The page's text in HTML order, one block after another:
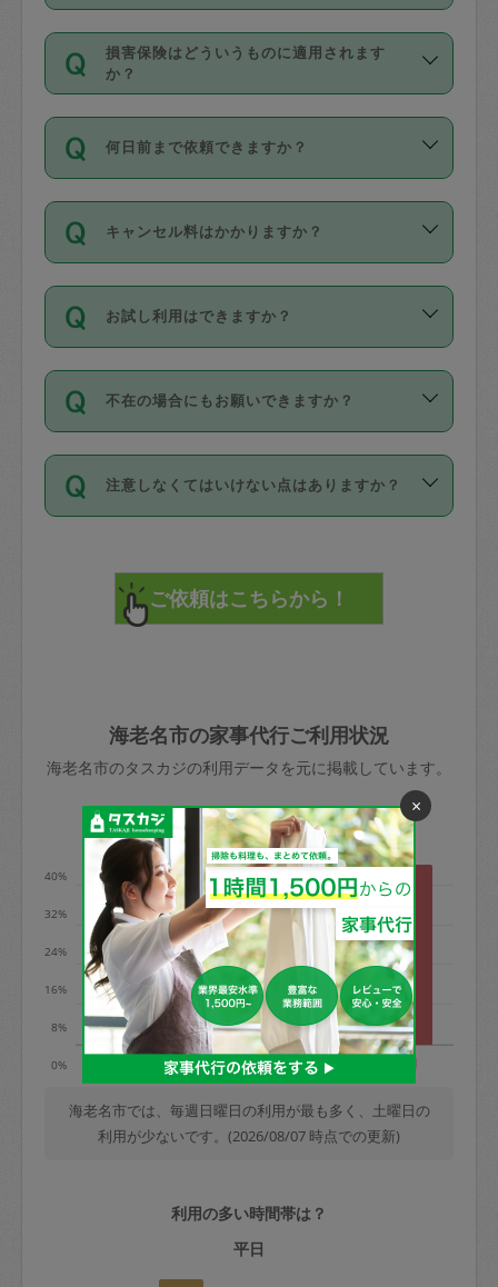
能です。依頼送信後、個別にタスカジさ
んにメッセージを送り調整してくださ
い。ただし、２時間を越えての調整はで
時間も被らない場合、損害保険の対象外
基本的に、高所での作業や危険作業、屋
外での作業は対象外です。
育園や学校の給食やレストランで料理関
係の専門職に従事されていた方、日本で
すでにハウスキーパーや英語の先生とし
てお仕事をしているフィリピン出身の
社員など様々なバックグラウンドの方が
登録しています。
日本語も話せる方など様々です。
ールに記載していますので、各自の得意
を依頼してください。
応募の際に、各自事務局との面接と説明
を行っています。その後、身分証明書の
写真提出をしていただいています。外国
確認しています。タスカジさんトレーニ
ング動画を使ったセルフトレーニングの
現場トライアルを受け、合格したタスカ
ジさんが活動されています。
※テストセンターの講評は１件目のレビュ
参考
【詳細】タスカジさんの登録に際
損害保険はどういうものに適用されます
か？
依頼者とタスカジさんとの間でタスカジ
を通して成立した作業時間内での作業に
適用されます。作業範囲は、掃除、洗
です。作業中に物を壊したり、人にけが
をさせたりした場合が対象で、補償金額
す。
写真を撮り、
詳細FAQ：
損害賠償保険について教えて
何日前まで依頼できますか？
ご依頼は、現在を起点に3日後（72時間
以降）の日時から受付可能となっていま
す。
タスカジさんへ「募集」をかけることが
可能です。
キャンセル料はかかりますか？
キャンセル料には、以下の2種類がありま
す。
1. 直前キャンセル（定期、スポット契約
共通）
72時間を超える※と、以下のキャンセル
料が発生します。
直前キャンセル料：
72時間前〜24時間前＝依頼料金の50%
依頼者不在による当日キャンセル＝依頼
金額の100%＋交通費全額
※例：依頼日時／土曜日午前9時開始の場
合、水曜日午前9時以降はキャンセル料が
水曜日9時〜金曜日9時まで＝依頼料金の
50%
金曜日9時～土曜日8時まで＝依頼金額の
100%
土曜日8時〜実施時間＝依頼金額の100%
＋交通費全額
依頼者不在による当日キャンセル＝依頼
金額の100%＋交通費全額
定期契約をキャンセルする場合、毎週定
期は月2回まで隔週定期は月1回までキャ
ンセル料は発生しません。それ以上はキ
お試し利用はできますか？
「お試し利用」というメニューはありま
せんが、「一回のみ」依頼を活用するこ
とによって、気に入ったタスカジさんを
まず、条件の合う気になるタスカジさ
みてください。
その後、一番気に入ったタスカジさんに
不在の場合にもお願いできますか？
不在の場合の作業はタスカジさんの同意
が必要です。数回の依頼ののち、タスカ
ジさんと依頼者の間で十分な信頼関係が
てください。
不在時に部屋に入るためにタスカジさん
きた場合は損害保険の対象外となるので
ご注意ください。
注意しなくてはいけない点はありますか？
で、必ず鍵のかかるロッカーや金庫に入
れて依頼者の責任の元管理するよう心掛
けてください。
玉、など
あわせてこちらも参照ください：初めて
利用します。注意しなくてはいけない点
はありますか？
海老名市の家事代行ご利用状況
海老名市のタスカジの利用データを元に掲載しています。
利用の多い曜日は？
0%
8%
16%
24%
32%
40%
水 木 金 日
海老名市では、毎週日曜日の利用が最も多く、土曜日の
利用が少ないです。(2026/08/07 時点での更新)
利用の多い時間帯は？
平日
×